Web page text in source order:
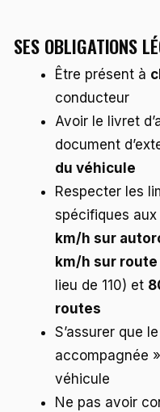
SES OBLIGATIONS
Être présent à
conducteur
Avoir le livret
document
du véhicule
Respecter les
spécifiques
km/h sur
km/h sur
lieu de 110) et
routes
S’assurer que
accompagnée
véhicule
Ne pas avoir